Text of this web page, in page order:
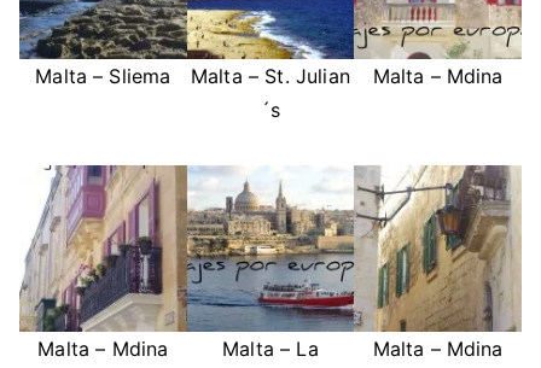
Malta – Sliema
Malta – St. Julian
´s
Malta – Mdina
Malta – Mdina
Malta – La
Malta – Mdina